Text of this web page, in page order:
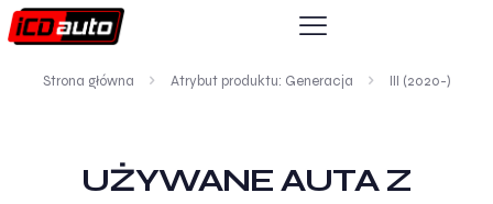
Strona główna Atrybut produktu: Generacja III (2020-)
UŻYWANE AUTA Z